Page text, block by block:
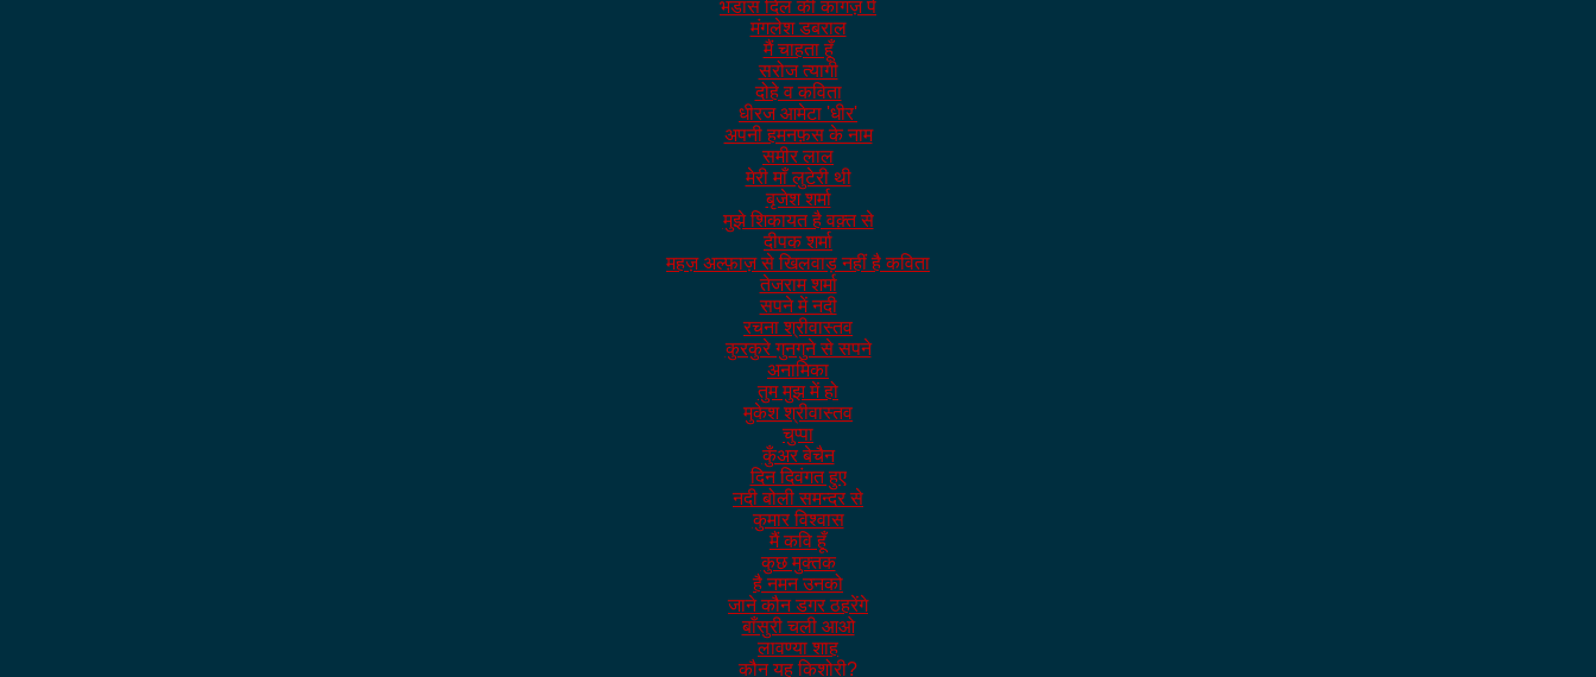
भडास दिल की कागज़ पे
मंगलेश डबराल
मैं चाहता हूँ
सरोज त्यागी
दोहे व कविता
धीरज आमेटा 'धीर'
अपनी हमनफ़स के नाम
समीर लाल
मेरी माँ लुटेरी थी
बृजेश शर्मा
मुझे शिकायत है वक़्त से
दीपक शर्मा
महज़ अल्फ़ाज़ से खिलवाड़ नहीं है कविता
तेजराम शर्मा
सपने में नदी
रचना श्रीवास्तव
कुरकुरे गुनगुने से सपने
अनामिका
तुम मुझ में हो
मुकेश श्रीवास्तव
चुप्पा
कुँअर बेचैन
दिन दिवंगत हुए
नदी बोली समन्दर से
कुमार विश्वास
मैं कवि हूँ
कुछ मुक्तक
है नमन उनको
जाने कौन डगर ठहरेंगे
बाँसुरी चली आओ
लावण्या शाह
कौन यह किशोरी?